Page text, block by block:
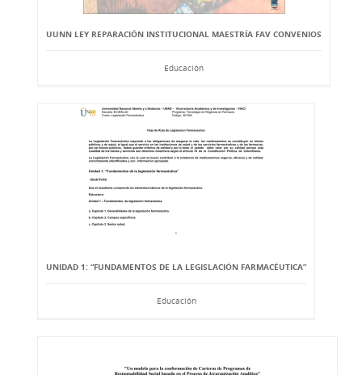
UUNN LEY REPARACIÓN INSTITUCIONAL MAESTRÍA FAV CONVENIOS
Educación
UNIDAD 1: “FUNDAMENTOS DE LA LEGISLACIÓN FARMACÉUTICA”
Educación